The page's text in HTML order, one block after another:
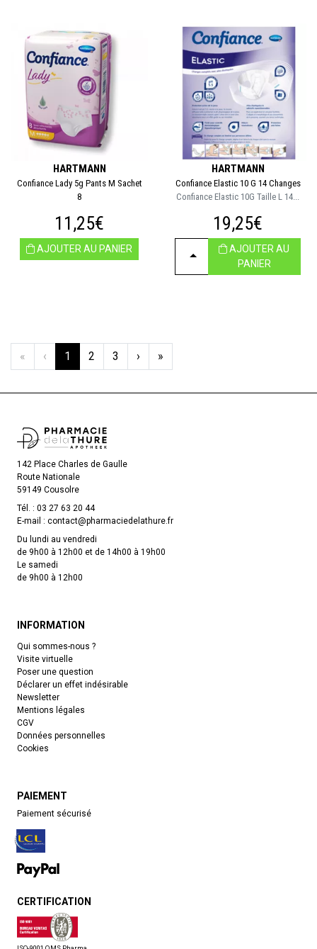
HARTMANN
Confiance Lady 5g Pants M Sachet
8
11,25€
AJOUTER AU PANIER
HARTMANN
Confiance Elastic 10 G 14 Changes
Confiance Elastic 10G Taille L 14...
19,25€
CHOISIRAJOUTER AU
PANIER
« ‹ 1 2 3 › »
142 Place Charles de Gaulle
Route Nationale
59149 Cousolre
Tél. : 03 27 63 20 44
E-mail : contact@pharmaciedelathure.fr
Du lundi au vendredi
de 9h00 à 12h00 et de 14h00 à 19h00
Le samedi
de 9h00 à 12h00
INFORMATION
Qui sommes-nous ?
Visite virtuelle
Poser une question
Déclarer un effet indésirable
Newsletter
Mentions légales
CGV
Données personnelles
Cookies
PAIEMENT
Paiement sécurisé
CERTIFICATION